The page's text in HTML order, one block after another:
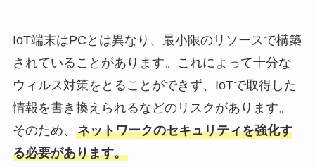
IoT端末はPCとは異なり、最小限のリソースで構築
されていることがあります。これによって十分な
ウィルス対策をとることができず、IoTで取得した
情報を書き換えられるなどのリスクがあります。
そのため、 ネットワークのセキュリティを強化す
る必要があります。